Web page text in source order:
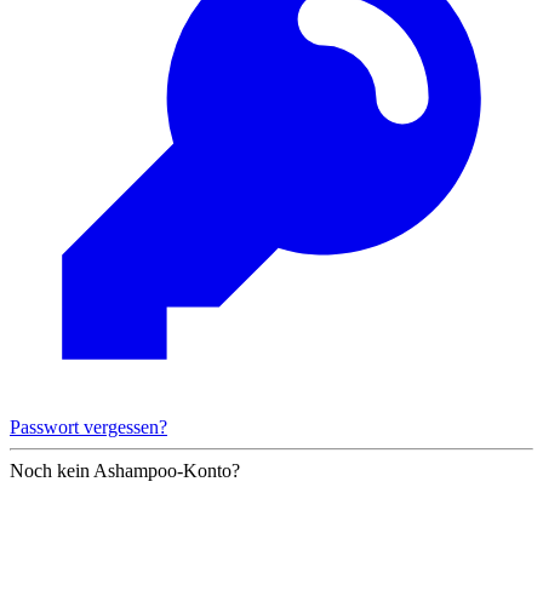
Passwort vergessen?
Noch kein Ashampoo-Konto?